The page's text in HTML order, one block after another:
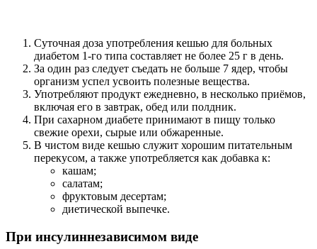
Суточная доза употребления кешью для больных
диабетом 1-го типа составляет не более 25 г в день.
За один раз следует съедать не больше 7 ядер, чтобы
организм успел усвоить полезные вещества.
Употребляют продукт ежедневно, в несколько приёмов,
включая его в завтрак, обед или полдник.
При сахарном диабете принимают в пищу только
свежие орехи, сырые или обжаренные.
В чистом виде кешью служит хорошим питательным
перекусом, а также употребляется как добавка к:
кашам;
салатам;
фруктовым десертам;
диетической выпечке.
При инсулиннезависимом виде